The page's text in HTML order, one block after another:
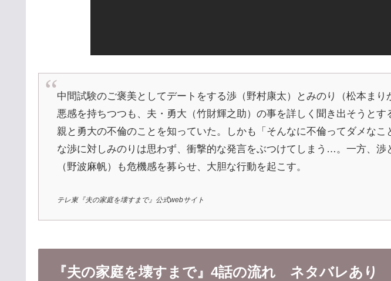
中間試験のご褒美としてデートをする渉（野村康太）とみのり（松本まり
悪感を持ちつつも、夫・勇大（竹財輝之助）の事を詳しく聞き出そうとす
親と勇大の不倫のことを知っていた。しかも「そんなに不倫ってダメなこ
な渉に対しみのりは思わず、衝撃的な発言をぶつけてしまう…。一方、渉
（野波麻帆）も危機感を募らせ、大胆な行動を起こす。
テレ東『夫の家庭を壊すまで』公式webサイト
『夫の家庭を壊すまで』4話の流れ ネタバレあり